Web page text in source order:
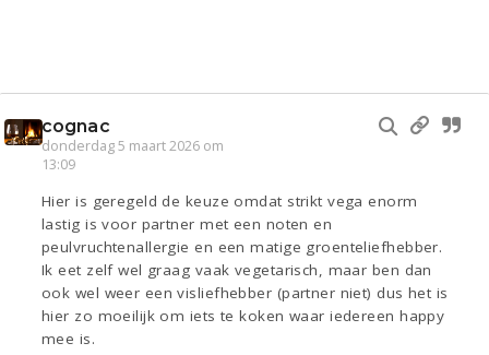
cognac
donderdag 5 maart 2026 om
13:09
Hier is geregeld de keuze omdat strikt vega enorm
lastig is voor partner met een noten en
peulvruchtenallergie en een matige groenteliefhebber.
Ik eet zelf wel graag vaak vegetarisch, maar ben dan
ook wel weer een visliefhebber (partner niet) dus het is
hier zo moeilijk om iets te koken waar iedereen happy
mee is.